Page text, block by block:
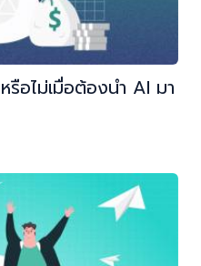
อไม่เมื่อต้องนำ AI มา